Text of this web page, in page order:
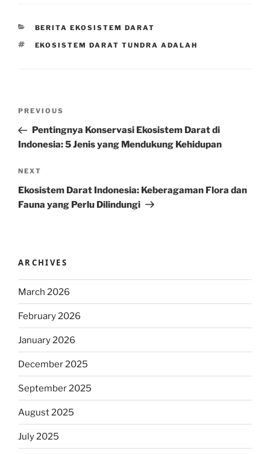
CATEGORIES
BERITA EKOSISTEM DARAT
TAGS
EKOSISTEM DARAT TUNDRA ADALAH
Previous
Post
PREVIOUS
Pentingnya Konservasi Ekosistem Darat di
Indonesia: 5 Jenis yang Mendukung Kehidupan
Next
Post
NEXT
Ekosistem Darat Indonesia: Keberagaman Flora dan
Fauna yang Perlu Dilindungi
ARCHIVES
March 2026
February 2026
January 2026
December 2025
September 2025
August 2025
July 2025